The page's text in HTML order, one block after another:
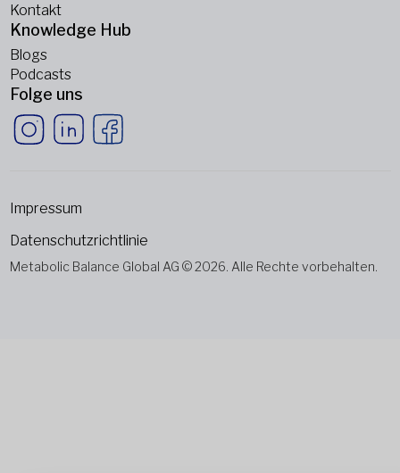
Kontakt
Knowledge Hub
Blogs
Podcasts
Folge uns
Metabolic Balance Global AG © 2026. Alle Rechte vorbehalten.
Impressum
Datenschutzrichtlinie